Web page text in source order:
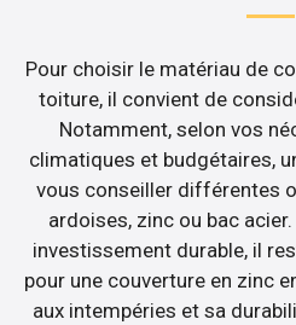
Pour choisir le matériau de
toiture, il convient de
Notamment, selon vos
climatiques et budgétaires,
vous conseiller différentes
ardoises, zinc ou bac
investissement durable, il
pour une couverture en zinc
aux intempéries et sa